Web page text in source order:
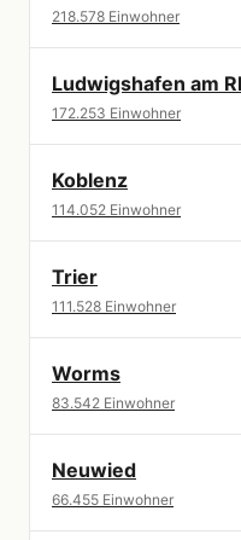
218.578 Einwohner
Ludwigshafen am
172.253 Einwohner
Koblenz
114.052 Einwohner
Trier
111.528 Einwohner
Worms
83.542 Einwohner
Neuwied
66.455 Einwohner